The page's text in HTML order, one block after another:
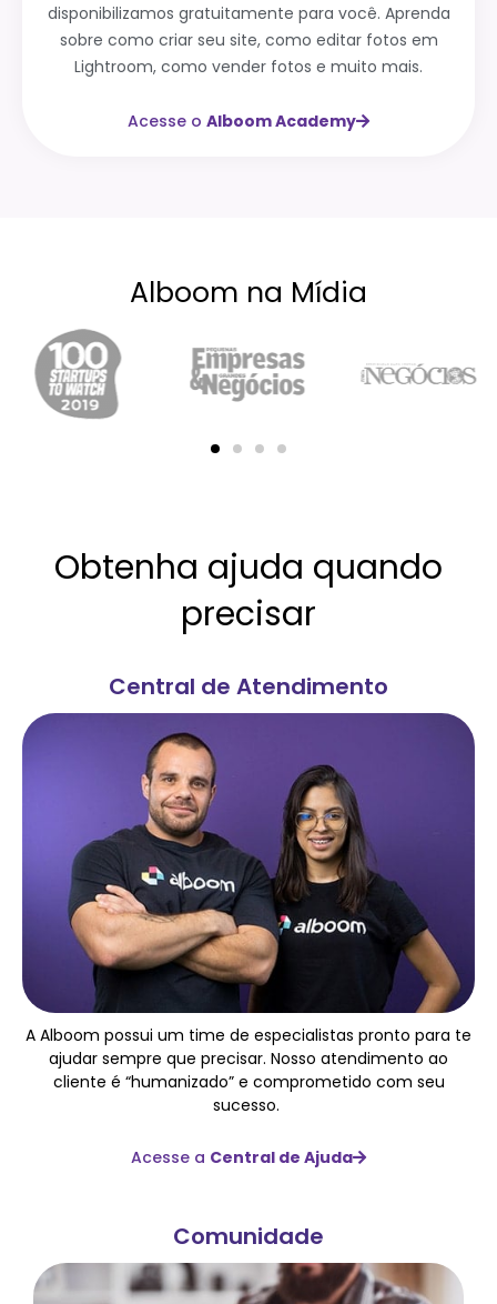
disponibilizamos gratuitamente para você. Aprenda
sobre como criar seu site, como editar fotos em
Lightroom, como vender fotos e muito mais.
Acesse o Alboom Academy
Alboom na Mídia
Obtenha ajuda quando
precisar
Central de Atendimento
A Alboom possui um time de especialistas pronto para te
ajudar sempre que precisar. Nosso atendimento ao
cliente é “humanizado” e comprometido com seu
sucesso.
Acesse a Central de Ajuda
Comunidade